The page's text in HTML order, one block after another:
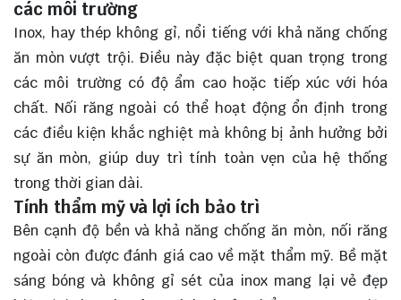
các môi trường
Inox, hay thép không gỉ, nổi tiếng với khả năng chống
ăn mòn vượt trội. Điều này đặc biệt quan trọng trong
các môi trường có độ ẩm cao hoặc tiếp xúc với hóa
chất. Nối răng ngoài có thể hoạt động ổn định trong
các điều kiện khắc nghiệt mà không bị ảnh hưởng bởi
sự ăn mòn, giúp duy trì tính toàn vẹn của hệ thống
trong thời gian dài.
Tính thẩm mỹ và lợi ích bảo trì
Bên cạnh độ bền và khả năng chống ăn mòn, nối răng
ngoài còn được đánh giá cao về mặt thẩm mỹ. Bề mặt
sáng bóng và không gỉ sét của inox mang lại vẻ đẹp